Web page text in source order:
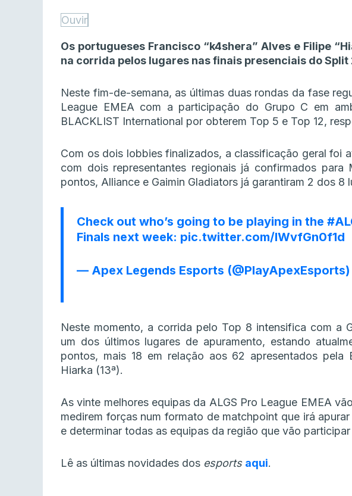
Ouvir
Os portugueses Francisco “k4shera” Alves e Filipe
na corrida pelos lugares nas finais presenciais do Split
Neste fim-de-semana, as últimas duas rondas da fase
League EMEA com a participação do Grupo C em
BLACKLIST International por obterem Top 5 e Top 12,
Com os dois lobbies finalizados, a classificação geral foi
com dois representantes regionais já confirmados para
pontos, Alliance e Gaimin Gladiators já garantiram 2 dos 8
Check out who’s going to be playing in the
Finals next week: pic.twitter.com/IWvfGn0f1d
— Apex Legends Esports (@PlayApexEsports)
Neste momento, a corrida pelo Top 8 intensifica com a
um dos últimos lugares de apuramento, estando
pontos, mais 18 em relação aos 62 apresentados pela
Hiarka (13ª).
As vinte melhores equipas da ALGS Pro League EMEA
medirem forças num formato de matchpoint que irá
e determinar todas as equipas da região que vão
Lê as últimas novidades dos esports aqui.